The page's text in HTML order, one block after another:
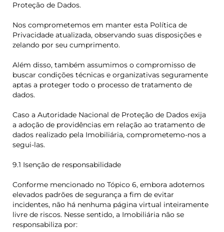
Proteção de Dados.
Nos comprometemos em manter esta Política de
Privacidade atualizada, observando suas disposições e
zelando por seu cumprimento.
Além disso, também assumimos o compromisso de
buscar condições técnicas e organizativas seguramente
aptas a proteger todo o processo de tratamento de
dados.
Caso a Autoridade Nacional de Proteção de Dados exija
a adoção de providências em relação ao tratamento de
dados realizado pela Imobiliária, comprometemo-nos a
segui-las.
9.1 Isenção de responsabilidade
Conforme mencionado no Tópico 6, embora adotemos
elevados padrões de segurança a fim de evitar
incidentes, não há nenhuma página virtual inteiramente
livre de riscos. Nesse sentido, a Imobiliária não se
responsabiliza por: